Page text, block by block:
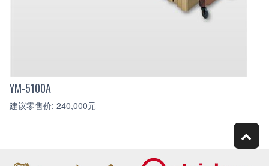
YM-5100A
建议零售价: 240,000元